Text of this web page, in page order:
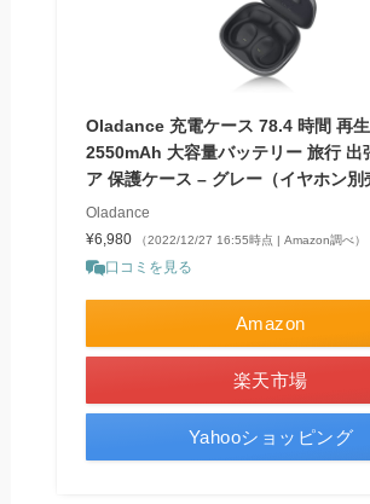
Oladance 充電ケース 78.4 時間 再
2550mAh 大容量バッテリー 旅行 出
ア 保護ケース – グレー（イヤホン別
Oladance
¥6,980
（2022/12/27 16:55時点 | Amazon調べ）
口コミを見る
Amazon
楽天市場
Yahooショッピング